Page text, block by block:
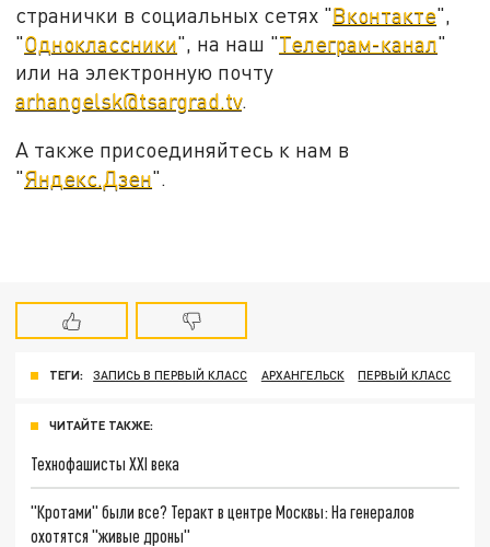
странички в социальных сетях "Вконтакте",
"Одноклассники", на наш "Телеграм-канал"
или на электронную почту
arhangelsk@tsargrad.tv.
А также присоединяйтесь к нам в
"Яндекс.Дзен".
ТЕГИ: ЗАПИСЬ В ПЕРВЫЙ КЛАСС АРХАНГЕЛЬСК ПЕРВЫЙ КЛАСС
ЧИТАЙТЕ ТАКЖЕ:
Технофашисты XXI века
"Кротами" были все? Теракт в центре Москвы: На генералов
охотятся "живые дроны"